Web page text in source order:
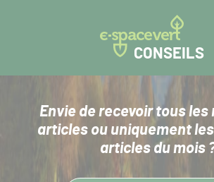
CONSEILS
Envie de recevoir tous les
articlesou uniquement
articles du mois